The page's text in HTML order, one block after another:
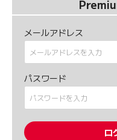
メールアドレス
パスワード
ロ